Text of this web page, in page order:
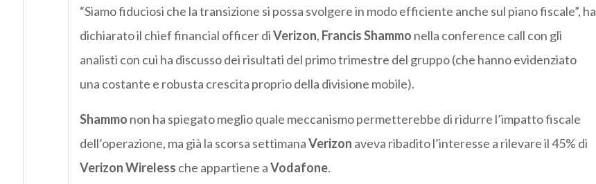
“Siamo fiduciosi che la transizione si possa svolgere in modo efficiente anche sul piano fiscale”, ha
dichiarato il chief financial officer diVerizon, Francis Shammo nella conference call con gli
analisti con cui ha discusso dei risultati del primo trimestre del gruppo (che hanno evidenziato
una costante e robusta crescita proprio della divisione mobile).
Shammo non ha spiegato meglio quale meccanismo permetterebbe di ridurre l’impatto fiscale
dell’operazione, ma già la scorsa settimanaVerizon aveva ribadito l’interesse a rilevare il 45% di
Verizon Wireless che appartiene aVodafone.